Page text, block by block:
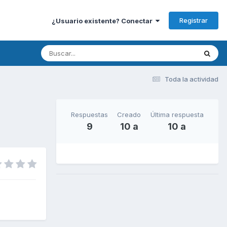
¿Usuario existente? Conectar Registrar
Toda la actividad
Respuestas
9
Creado
10 a
Última respuesta
10 a